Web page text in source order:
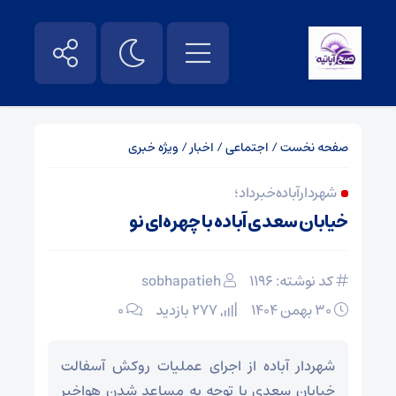
صفحه نخست/ اجتماعی/ اخبار/ ویژه خبری
شهردار آباده خبر داد؛
خیابان سعدی آباده با چهره‌ای نو
کد نوشته: 1196
sobhapatieh
۰
شهردار آباده از اجرای عملیات روکش آسفالت
خيابان‌ سعدی با توجه به مساعد شدن هواخبر